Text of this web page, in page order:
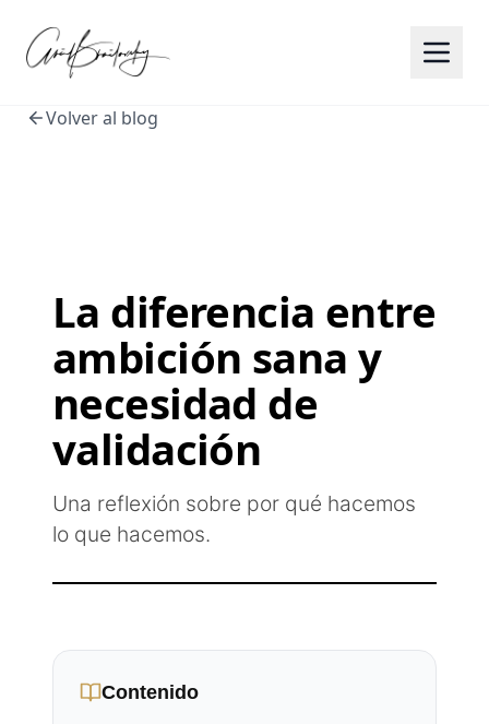
Volver al blog
La diferencia entre
ambición sana y
necesidad de
validación
Una reflexión sobre por qué hacemos
lo que hacemos.
Contenido